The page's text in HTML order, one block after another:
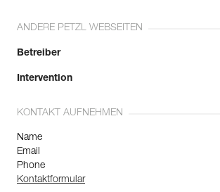
ANDERE PETZL WEBSEITEN
Betreiber
Intervention
KONTAKT AUFNEHMEN
Name
Email
Phone
Kontaktformular